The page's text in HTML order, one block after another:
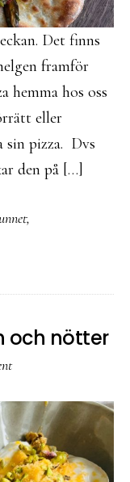
Det finns
framför
hemma hos oss
eller
sin pizza. Dvs
den på […]
,
och nötter